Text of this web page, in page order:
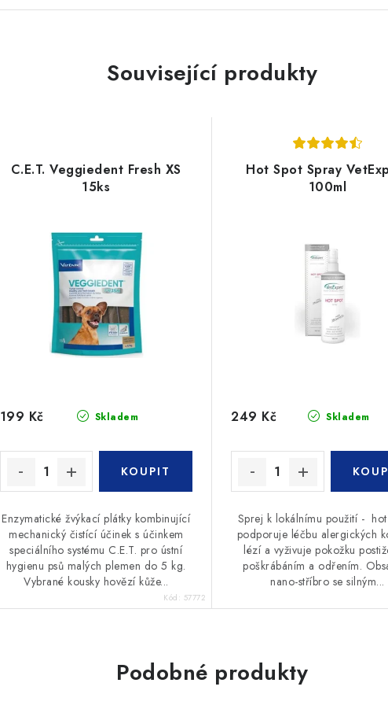
Související produkty
C.E.T. Veggiedent Fresh XS
15ks
Skladem
199 Kč
Enzymatické žvýkací plátky kombinující
mechanický čistící účinek s účinkem
speciálního systému C.E.T. pro ústní
hygienu psů malých plemen do 5 kg.
Vybrané kousky hovězí kůže...
Kód: 57772
Hot Spot Spray
100ml
Skladem
249 Kč
Sprej k lokálnímu použití -
podporuje léčbu alergických
lézí a vyživuje pokožku
poškrábáním a odřením.
nano-stříbro se silným...
Podobné produkty